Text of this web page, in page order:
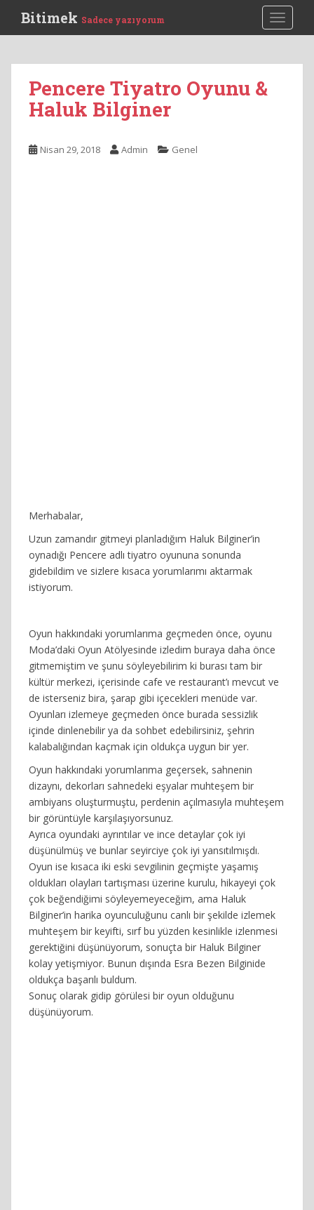
i
Bitimek Sadece yazıyorum
Pencere Tiyatro Oyunu &
Haluk Bilginer
Nisan 29, 2018 Admin Genel
Merhabalar,
Uzun zamandır gitmeyi planladığım Haluk Bilginer’in
oynadığı Pencere adlı tiyatro oyununa sonunda
gidebildim ve sizlere kısaca yorumlarımı aktarmak
istiyorum.
Oyun hakkındaki yorumlarıma geçmeden önce, oyunu
Moda’daki Oyun Atölyesinde izledim buraya daha önce
gitmemiştim ve şunu söyleyebilirim ki burası tam bir
kültür merkezi, içerisinde cafe ve restaurant’ı mevcut ve
de isterseniz bira, şarap gibi içecekleri menüde var.
Oyunları izlemeye geçmeden önce burada sessizlik
içinde dinlenebilir ya da sohbet edebilirsiniz, şehrin
kalabalığından kaçmak için oldukça uygun bir yer.
Oyun hakkındaki yorumlarıma geçersek, sahnenin
dizaynı, dekorları sahnedeki eşyalar muhteşem bir
ambiyans oluşturmuştu, perdenin açılmasıyla muhteşem
bir görüntüyle karşılaşıyorsunuz.
Ayrıca oyundaki ayrıntılar ve ince detaylar çok iyi
düşünülmüş ve bunlar seyirciye çok iyi yansıtılmışdı.
Oyun ise kısaca iki eski sevgilinin geçmişte yaşamış
oldukları olayları tartışması üzerine kurulu, hikayeyi çok
çok beğendiğimi söyleyemeyeceğim, ama Haluk
Bilginer’in harika oyunculuğunu canlı bir şekilde izlemek
muhteşem bir keyifti, sırf bu yüzden kesinlikle izlenmesi
gerektiğini düşünüyorum, sonuçta bir Haluk Bilginer
kolay yetişmiyor. Bunun dışında Esra Bezen Bilginide
oldukça başarılı buldum.
Sonuç olarak gidip görülesi bir oyun olduğunu
düşünüyorum.